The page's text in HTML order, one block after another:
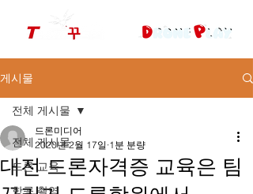
게시물
전체 게시물
드론 교육
항공 촬영
전체 게시물
대전 드론자격증 교육은 팀
드론미디어
2020년 2월 17일 1분 분량